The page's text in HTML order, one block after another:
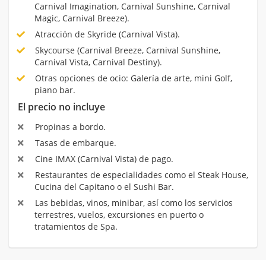
Carnival Imagination, Carnival Sunshine, Carnival
Magic, Carnival Breeze).
Atracción de Skyride (Carnival Vista).
Skycourse (Carnival Breeze, Carnival Sunshine,
Carnival Vista, Carnival Destiny).
Otras opciones de ocio: Galería de arte, mini Golf,
piano bar.
El precio no incluye
Propinas a bordo.
Tasas de embarque.
Cine IMAX (Carnival Vista) de pago.
Restaurantes de especialidades como el Steak House,
Cucina del Capitano o el Sushi Bar.
Las bebidas, vinos, minibar, así como los servicios
terrestres, vuelos, excursiones en puerto o
tratamientos de Spa.